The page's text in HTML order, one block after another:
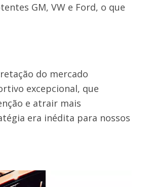
GM, VW e Ford, o que
do mercado
excepcional, que
e atrair mais
era inédita para nossos